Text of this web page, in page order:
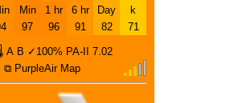
Min
97
1 hr
96
6 hr
91
Day
82
k
71
A B ✓100% PA-II
7.02
⧉ PurpleAir Map